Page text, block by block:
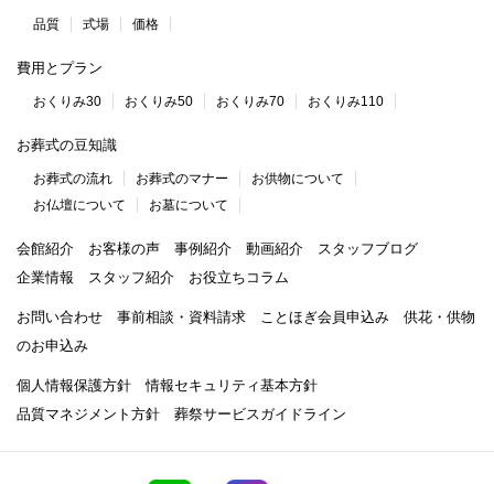
品質 式場 価格
費用とプラン
おくりみ30 おくりみ50 おくりみ70 おくりみ110
お葬式の豆知識
お葬式の流れ お葬式のマナー
お供物について
お仏壇について
お墓について
会館紹介 お客様の声 事例紹介 動画紹介
スタッフブログ
企業情報
スタッフ紹介 お役立ちコラム
お問い合わせ 事前相談・資料請求 ことほぎ会員申込み
供花・供物
のお申込み
個人情報保護方針
情報セキュリティ基本方針
品質マネジメント方針
葬祭サービスガイドライン